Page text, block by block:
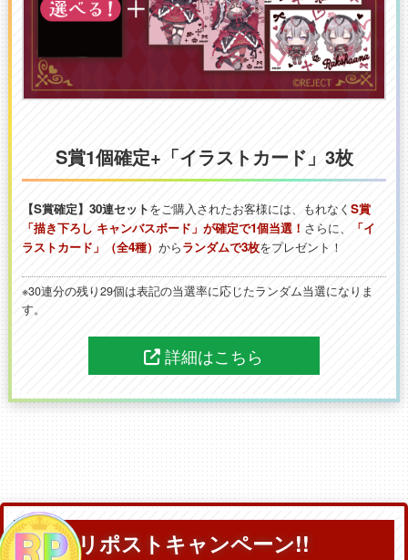
S賞1個確定+「イラストカード」3枚
【S賞確定】30連セットをご購入されたお客様には、もれなく S賞
「描き下ろし キャンバスボード」が確定で1個当選！ さらに、
「イ
ラストカード」（全4種） からランダムで3枚をプレゼント！
※30連分の残り29個は表記の当選率に応じたランダム当選になりま
す。
詳細はこちら
リポストキャンペーン!!